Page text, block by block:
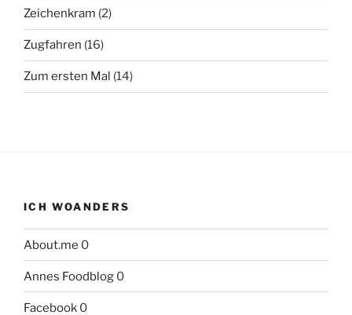
Zeichenkram (2)
Zugfahren (16)
Zum ersten Mal (14)
ICH WOANDERS
About.me 0
Annes Foodblog 0
Facebook 0